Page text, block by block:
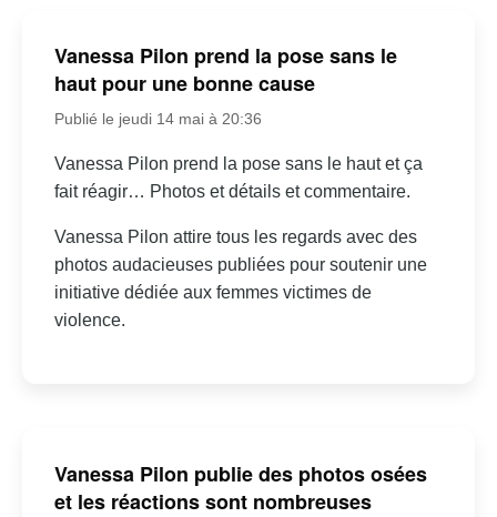
Vanessa Pilon prend la pose sans le
haut pour une bonne cause
Publié le jeudi 14 mai à 20:36
Vanessa Pilon prend la pose sans le haut et ça
fait réagir… Photos et détails et commentaire.
Vanessa Pilon attire tous les regards avec des
photos audacieuses publiées pour soutenir une
initiative dédiée aux femmes victimes de
violence.
Vanessa Pilon publie des photos osées
et les réactions sont nombreuses